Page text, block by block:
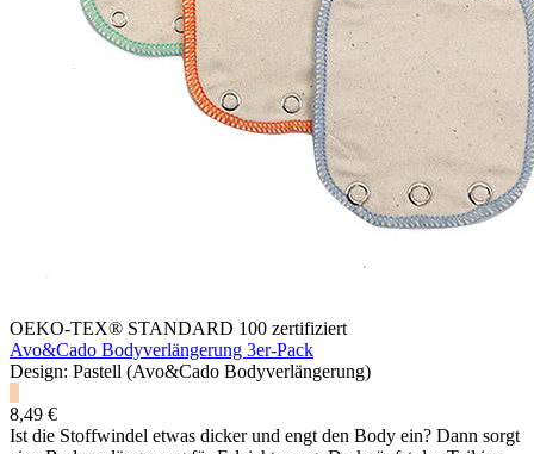
OEKO-TEX® STANDARD 100 zertifiziert
Avo&Cado Bodyverlängerung 3er-Pack
Design: Pastell (Avo&Cado Bodyverlängerung)
8,49 €
Ist die Stoffwindel etwas dicker und engt den Body ein? Dann sorgt